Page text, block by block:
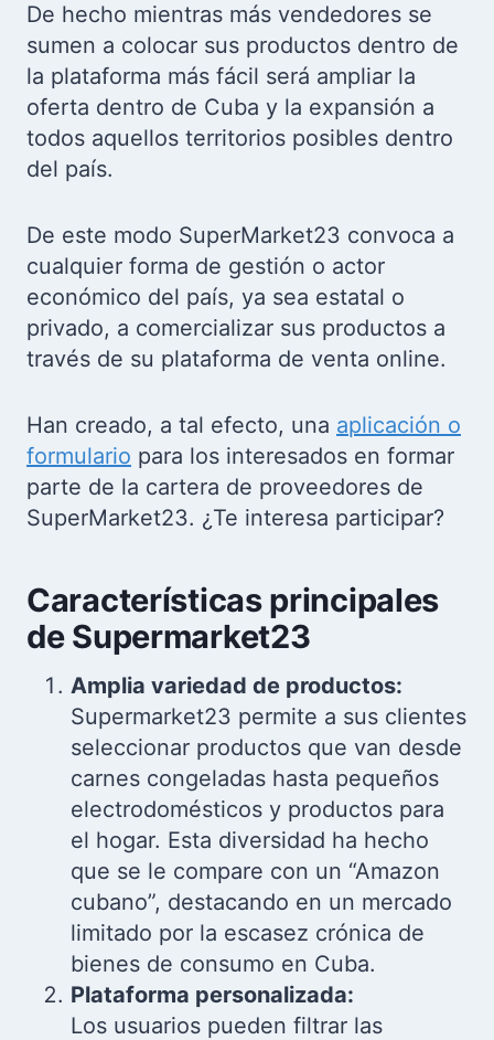
De hecho mientras más vendedores se
sumen a colocar sus productos dentro de
la plataforma más fácil será ampliar la
oferta dentro de Cuba y la expansión a
todos aquellos territorios posibles dentro
del país.
De este modo SuperMarket23 convoca a
cualquier forma de gestión o actor
económico del país, ya sea estatal o
privado, a comercializar sus productos a
través de su plataforma de venta online.
Han creado, a tal efecto, una aplicación o
formulario para los interesados en formar
parte de la cartera de proveedores de
SuperMarket23. ¿Te interesa participar?
Características principales
de Supermarket23
Amplia variedad de productos:
Supermarket23 permite a sus clientes
seleccionar productos que van desde
carnes congeladas hasta pequeños
electrodomésticos y productos para
el hogar. Esta diversidad ha hecho
que se le compare con un “Amazon
cubano”, destacando en un mercado
limitado por la escasez crónica de
bienes de consumo en Cuba.
Plataforma personalizada:
Los usuarios pueden filtrar las